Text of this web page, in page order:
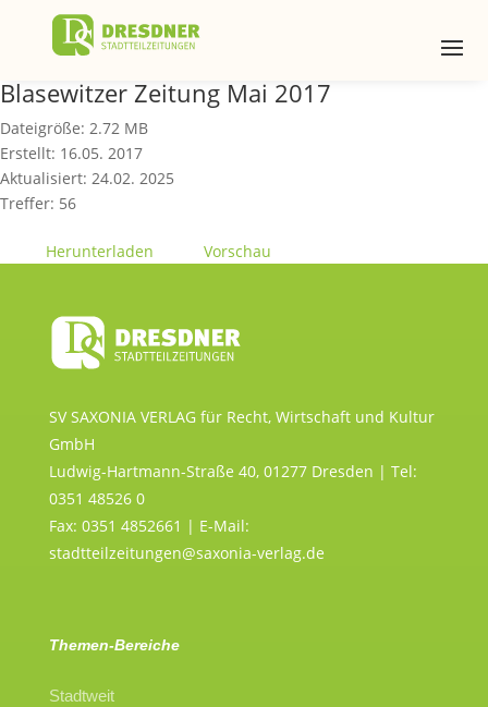
Blasewitzer Zeitung Mai 2017
Dateigröße: 2.72 MB
Erstellt: 16.05. 2017
Aktualisiert: 24.02. 2025
Treffer: 56
Herunterladen Vorschau
SV SAXONIA VERLAG für Recht, Wirtschaft und Kultur
GmbH
Ludwig-Hartmann-Straße 40, 01277 Dresden | Tel:
0351 48526 0
Fax: 0351 4852661 | E-Mail:
stadtteilzeitungen@saxonia-verlag.de
Themen-Bereiche
Stadtweit